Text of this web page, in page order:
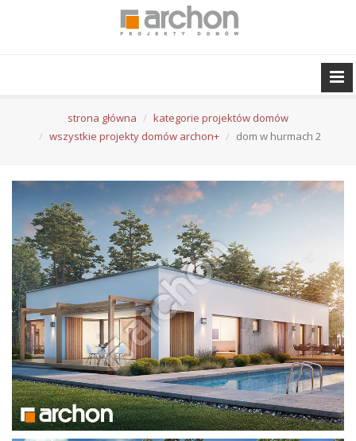
strona główna
kategorie projektów domów
wszystkie projekty domów archon+
dom w hurmach 2